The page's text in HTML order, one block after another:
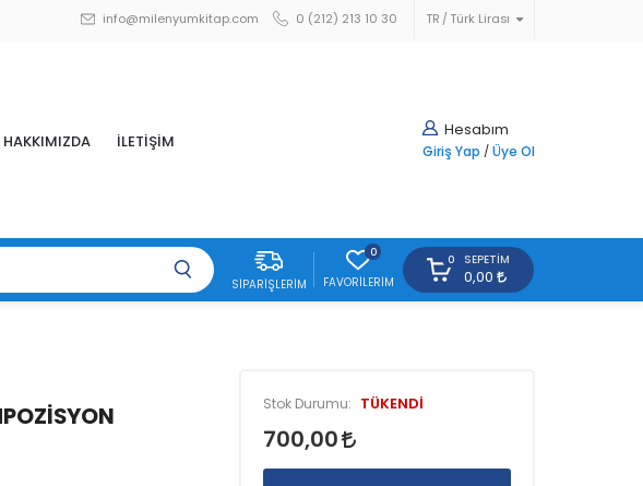
TR Türk Lirası
info@milenyumkitap.com 0 (212) 213 10 30
Hesabım
Giriş Yap / Üye Ol
HAKKIMIZDA İLETİŞİM
SIPARIŞLERIM
0
FAVORILERIM
0 SEPETIM
0,00
Stok Durumu: TÜKENDİ
700,00